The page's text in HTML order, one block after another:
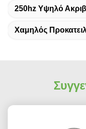
250hz Υψηλό
Χαμηλός